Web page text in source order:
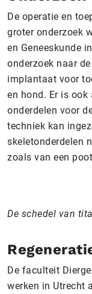
De operatie en
groter onderzoek
en Geneeskunde
onderzoek naar
implantaat voor
en hond. Er is ook
onderdelen voor
techniek kan
skeletonderdelen
zoals van een
De schedel van
De faculteit
werken in Utrecht